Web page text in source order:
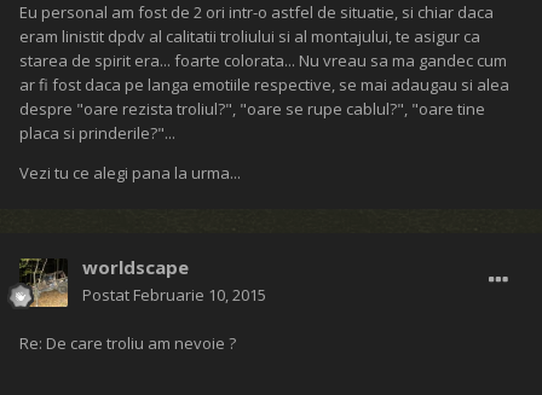
Eu personal am fost de 2 ori intr-o astfel de situatie, si chiar daca
eram linistit dpdv al calitatii troliului si al montajului, te asigur ca
starea de spirit era... foarte colorata... Nu vreau sa ma gandec cum
ar fi fost daca pe langa emotiile respective, se mai adaugau si alea
despre "oare rezista troliul?", "oare se rupe cablul?", "oare tine
placa si prinderile?"...
Vezi tu ce alegi pana la urma...
worldscape
Postat Februarie 10, 2015
Re: De care troliu am nevoie ?